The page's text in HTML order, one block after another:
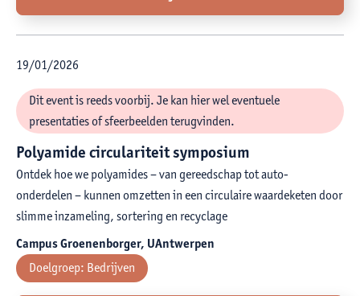
19/01/2026
Dit event is reeds voorbij. Je kan hier wel eventuele
presentaties of sfeerbeelden terugvinden.
Polyamide circulariteit symposium
Ontdek hoe we polyamides – van gereedschap tot auto-
onderdelen – kunnen omzetten in een circulaire waardeketen door
slimme inzameling, sortering en recyclage
Campus Groenenborger, UAntwerpen
Doelgroep: Bedrijven